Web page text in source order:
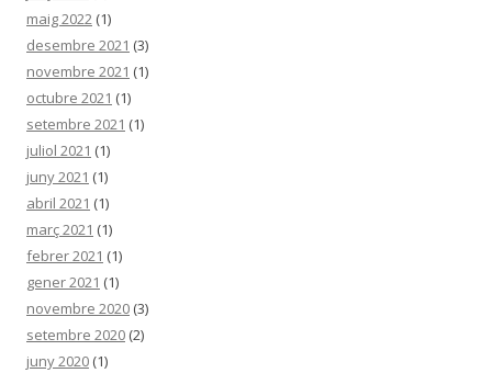
maig 2022 (1)
desembre 2021 (3)
novembre 2021 (1)
octubre 2021 (1)
setembre 2021 (1)
juliol 2021 (1)
juny 2021 (1)
abril 2021 (1)
març 2021 (1)
febrer 2021 (1)
gener 2021 (1)
novembre 2020 (3)
setembre 2020 (2)
juny 2020 (1)